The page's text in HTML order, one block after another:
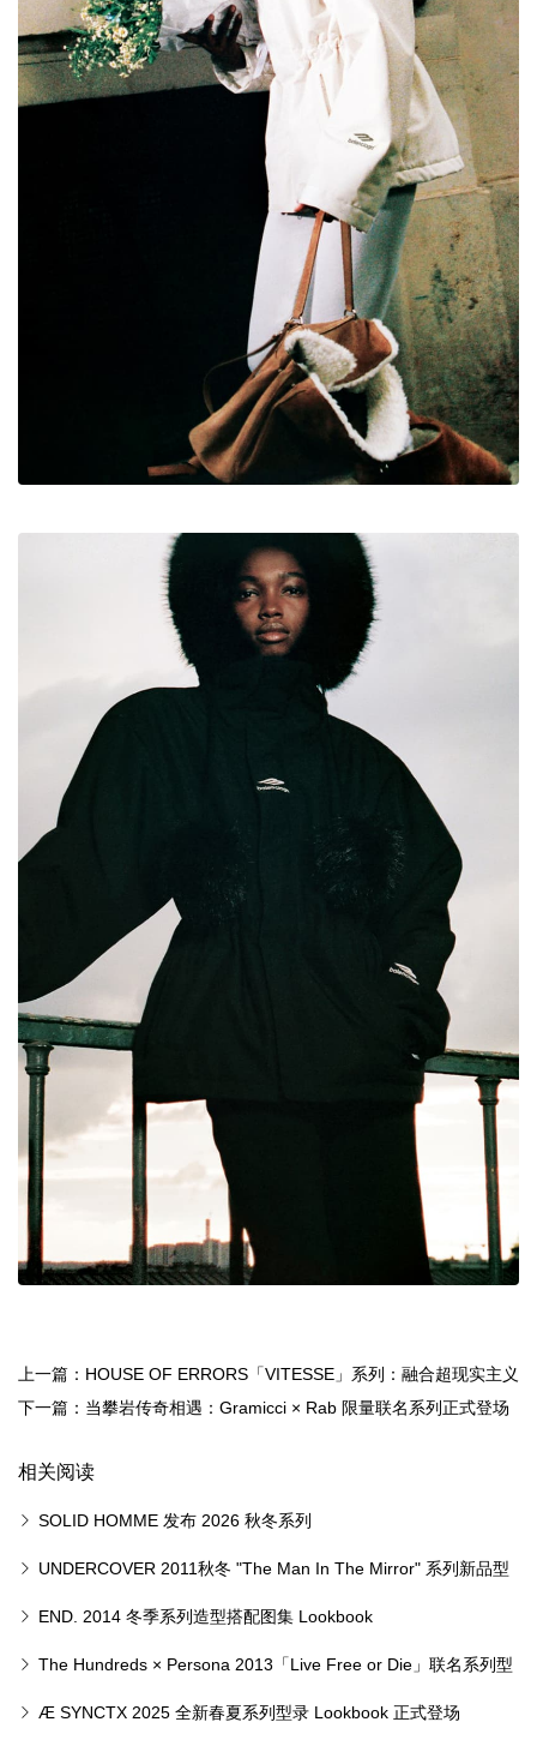
上一篇：HOUSE OF ERRORS「VITESSE」系列：融合超现实主义
与运动美学
下一篇：当攀岩传奇相遇：Gramicci × Rab 限量联名系列正式登场
相关阅读
SOLID HOMME 发布 2026 秋冬系列
UNDERCOVER 2011秋冬 "The Man In The Mirror" 系列新品型
录 END. 2014 冬季系列造型搭配图集 Lookbook
The Hundreds × Persona 2013「Live Free or Die」联名系列型
录 Lookbook
Æ SYNCTX 2025 全新春夏系列型录 Lookbook 正式登场